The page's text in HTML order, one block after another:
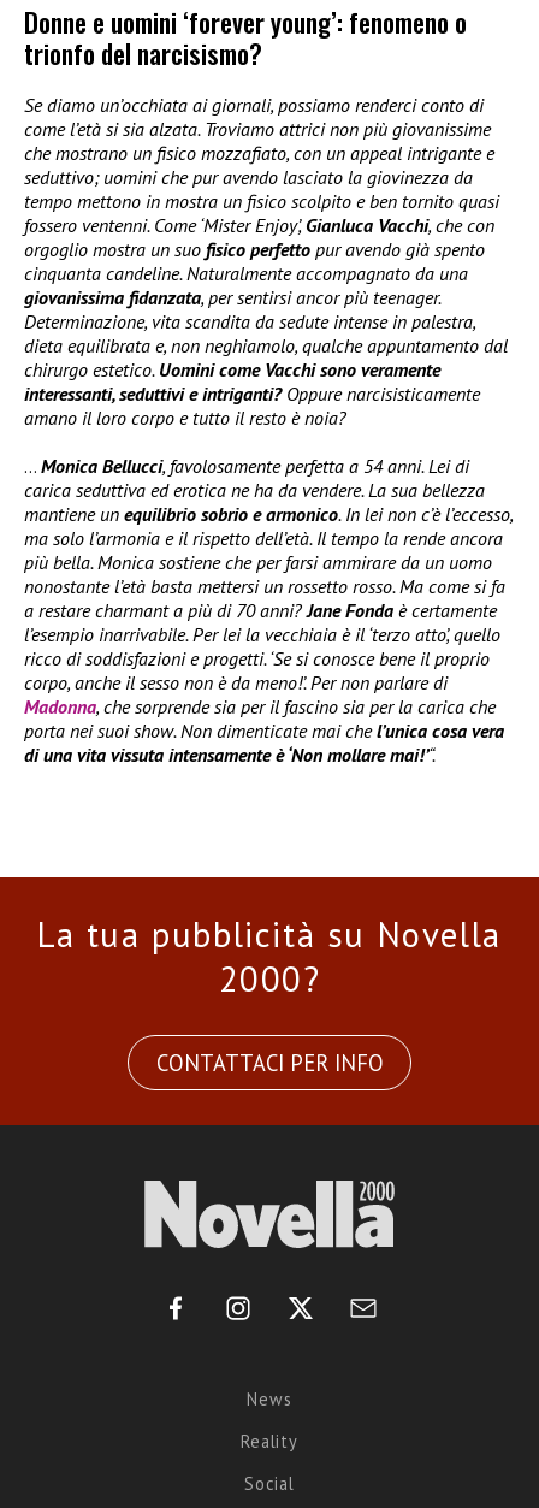
Donne e uomini ‘forever young’: fenomeno o
trionfo del narcisismo?
Se diamo un’occhiata ai giornali, possiamo renderci conto di
come l’età si sia alzata. Troviamo attrici non più giovanissime
che mostrano un fisico mozzafiato, con un appeal intrigante e
seduttivo; uomini che pur avendo lasciato la giovinezza da
tempo mettono in mostra un fisico scolpito e ben tornito quasi
fossero ventenni. Come ‘Mister Enjoy’, Gianluca Vacchi, che con
orgoglio mostra un suo fisico perfetto pur avendo già spento
cinquanta candeline. Naturalmente accompagnato da una
giovanissima fidanzata, per sentirsi ancor più teenager.
Determinazione, vita scandita da sedute intense in palestra,
dieta equilibrata e, non neghiamolo, qualche appuntamento dal
chirurgo estetico. Uomini come Vacchi sono veramente
interessanti, seduttivi e intriganti?Oppure narcisisticamente
amano il loro corpo e tutto il resto è noia?
… Monica Bellucci, favolosamente perfetta a 54 anni. Lei di
carica seduttiva ed erotica ne ha da vendere. La sua bellezza
mantiene un equilibrio sobrio e armonico. In lei non c’è l’eccesso,
ma solo l’armonia e il rispetto dell’età. Il tempo la rende ancora
più bella. Monica sostiene che per farsi ammirare da un uomo
nonostante l’età basta mettersi un rossetto rosso. Ma come si fa
a restare charmant a più di 70 anni?Jane Fonda è certamente
l’esempio inarrivabile. Per lei la vecchiaia è il ‘terzo atto’, quello
ricco di soddisfazioni e progetti. ‘Se si conosce bene il proprio
corpo, anche il sesso non è da meno!’. Per non parlare di
Madonna, che sorprende sia per il fascino sia per la carica che
porta nei suoi show. Non dimenticate mai chel’unica cosa vera
di una vita vissuta intensamente è ‘Non mollare mai!’“.
La tua pubblicità su Novella
2000?
CONTATTACI PER INFO
News
Reality
Social